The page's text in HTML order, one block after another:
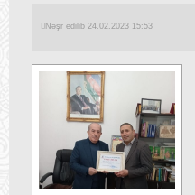
Nəşr edilib 24.02.2023 15:53